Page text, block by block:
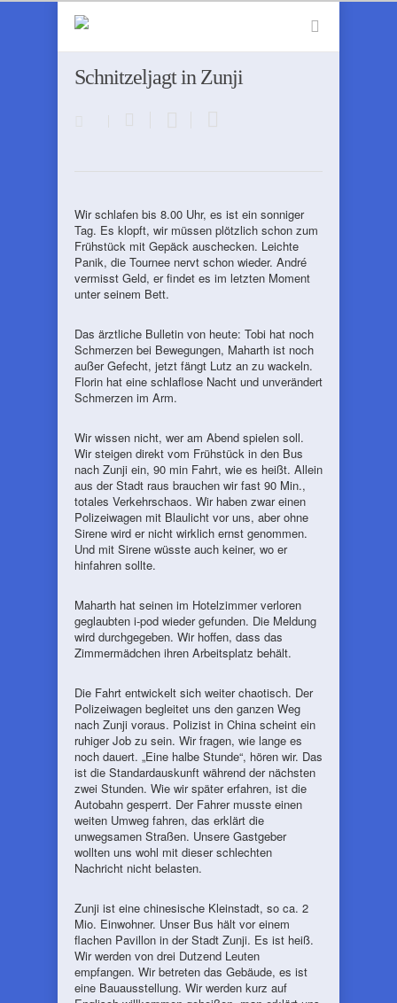
Schnitzeljagt in Zunji
Wir schlafen bis 8.00 Uhr, es ist ein sonniger
Tag. Es klopft, wir müssen plötzlich schon zum
Frühstück mit Gepäck auschecken. Leichte
Panik, die Tournee nervt schon wieder. André
vermisst Geld, er findet es im letzten Moment
unter seinem Bett.
Das ärztliche Bulletin von heute: Tobi hat noch
Schmerzen bei Bewegungen, Maharth ist noch
außer Gefecht, jetzt fängt Lutz an zu wackeln.
Florin hat eine schlaflose Nacht und unverändert
Schmerzen im Arm.
Wir wissen nicht, wer am Abend spielen soll.
Wir steigen direkt vom Frühstück in den Bus
nach Zunji ein, 90 min Fahrt, wie es heißt. Allein
aus der Stadt raus brauchen wir fast 90 Min.,
totales Verkehrschaos. Wir haben zwar einen
Polizeiwagen mit Blaulicht vor uns, aber ohne
Sirene wird er nicht wirklich ernst genommen.
Und mit Sirene wüsste auch keiner, wo er
hinfahren sollte.
Maharth hat seinen im Hotelzimmer verloren
geglaubten i-pod wieder gefunden. Die Meldung
wird durchgegeben. Wir hoffen, dass das
Zimmermädchen ihren Arbeitsplatz behält.
Die Fahrt entwickelt sich weiter chaotisch. Der
Polizeiwagen begleitet uns den ganzen Weg
nach Zunji voraus. Polizist in China scheint ein
ruhiger Job zu sein. Wir fragen, wie lange es
noch dauert. „Eine halbe Stunde“, hören wir. Das
ist die Standardauskunft während der nächsten
zwei Stunden. Wie wir später erfahren, ist die
Autobahn gesperrt. Der Fahrer musste einen
weiten Umweg fahren, das erklärt die
unwegsamen Straßen. Unsere Gastgeber
wollten uns wohl mit dieser schlechten
Nachricht nicht belasten.
Zunji ist eine chinesische Kleinstadt, so ca. 2
Mio. Einwohner. Unser Bus hält vor einem
flachen Pavillon in der Stadt Zunji. Es ist heiß.
Wir werden von drei Dutzend Leuten
empfangen. Wir betreten das Gebäude, es ist
eine Bauausstellung. Wir werden kurz auf